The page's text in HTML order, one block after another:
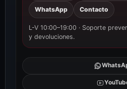
WhatsApp Contacto
L-V 10:00–19:00 · Soporte
y devoluciones.